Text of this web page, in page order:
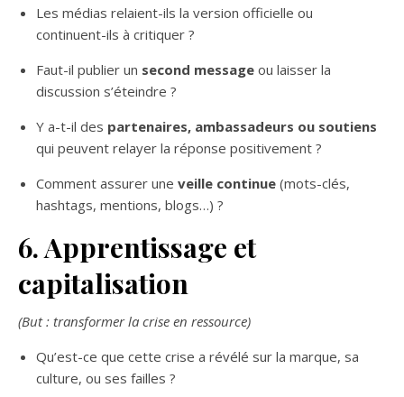
Les médias relaient-ils la version officielle ou
continuent-ils à critiquer ?
Faut-il publier un second message ou laisser la
discussion s’éteindre ?
Y a-t-il des partenaires, ambassadeurs ou soutiens
qui peuvent relayer la réponse positivement ?
Comment assurer une veille continue (mots-clés,
hashtags, mentions, blogs…) ?
6. Apprentissage et
capitalisation
(But : transformer la crise en ressource)
Qu’est-ce que cette crise a révélé sur la marque, sa
culture, ou ses failles ?